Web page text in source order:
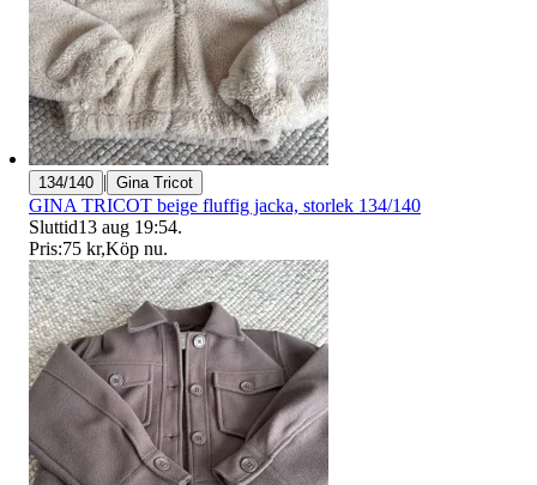
134/140 | Gina Tricot
GINA TRICOT beige fluffig jacka, storlek 134/140
Sluttid13 aug 19:54.
Pris:75 kr,Köp nu.